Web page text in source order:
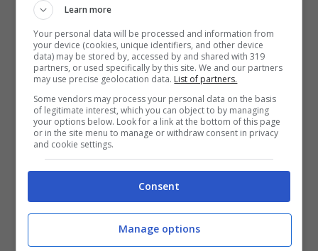
ULTIMI ARTICOLI
Asciugamano Sul Sedile
Dell’auto: Si Rischia Davvero
Una Multa? Ecco Cosa Dice La
Learn more
Your personal data will be processed and information from
your device (cookies, unique identifiers, and other device
data) may be stored by, accessed by and shared with 319
partners, or used specifically by this site. We and our partners
may use precise geolocation data. List of partners.
Some vendors may process your personal data on the basis
of legitimate interest, which you can object to by managing
your options below. Look for a link at the bottom of this page
or in the site menu to manage or withdraw consent in privacy
and cookie settings.
Consent
Manage options